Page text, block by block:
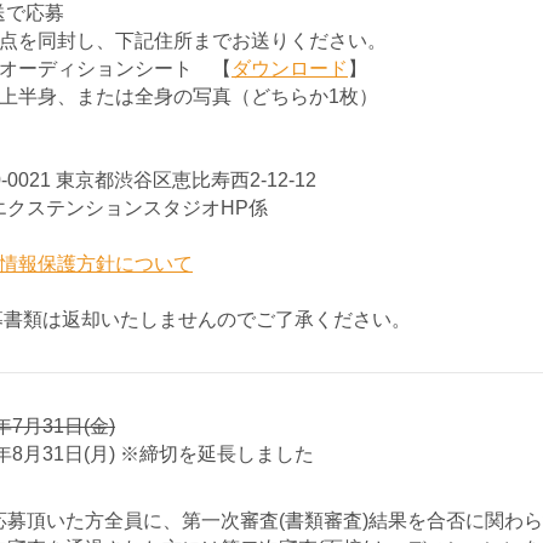
で応募
を同封し、下記住所までお送りください。
ーディションシート 【 ダウンロード 】
半身、または全身の写真（どちらか1枚）
0021 東京都渋谷区恵比寿西2-12-12
クステンションスタジオHP係
報保護方針について
類は返却いたしませんのでご了承ください。
7月31日(金)
8月31日(月) ※締切を延長しました
頂いた方全員に、第一次審査(書類審査)結果を合否に関わら